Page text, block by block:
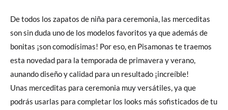
De todos los zapatos de niña para ceremonia, las merceditas
son sin duda uno de los modelos favoritos ya que además de
bonitas ¡son comodísimas! Por eso, en Pisamonas te traemos
esta novedad para la temporada de primavera y verano,
aunando diseño y calidad para un resultado ¡increíble!
Unas merceditas para ceremonia muy versátiles, ya que
podrás usarlas para completar los looks más sofisticados de tu